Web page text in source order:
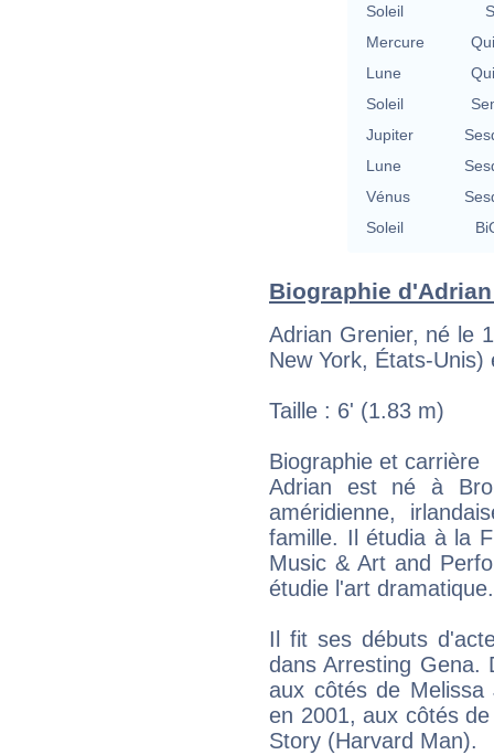
Soleil
Mercure
Lune
Soleil
Jupiter
Lune
Vénus
Soleil
Biographie
Adrian Grenier, né le
New York, États-
Taille : 6' (1.83 m)
Biographie et carrière
Adrian est né à
améridienne,
famille. Il étudia à la
Music & Art and
étudie l'art dramatique.
Il fit ses débuts
dans Arresting Gena.
aux côtés de
en 2001, aux côtés
Story (Harvard Man).